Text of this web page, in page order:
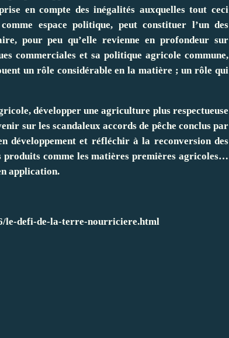
en compte des inégalités auxquelles tout ceci
espace politique, peut constituer l’un des
pour peu qu’elle revienne en profondeur sur
commerciales et sa politique agricole commune,
un rôle considérable en la matière ; un rôle qui
développer une agriculture plus respectueuse
sur les scandaleux accords de pêche conclus par
développement et réfléchir à la reconversion des
produits comme les matières premières agricoles…
application.
le-defi-de-la-terre-nourriciere.html